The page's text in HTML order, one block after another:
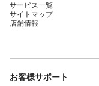
サービス一覧
サイトマップ
店舗情報
お客様サポート